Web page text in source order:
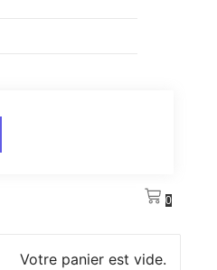
0
Votre panier est vide.